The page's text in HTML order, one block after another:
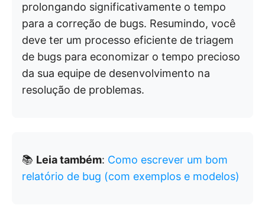
prolongando significativamente o tempo
para a correção de bugs. Resumindo, você
deve ter um processo eficiente de triagem
de bugs para economizar o tempo precioso
da sua equipe de desenvolvimento na
resolução de problemas.
📚 Leia também: Como escrever um bom
relatório de bug (com exemplos e modelos)